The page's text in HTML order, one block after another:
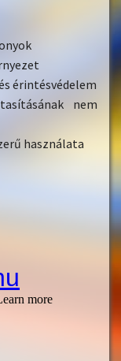
érintésvédelem
nem
használata